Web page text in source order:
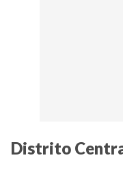
Distrito